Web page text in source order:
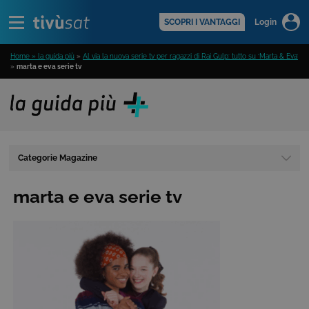
SCOPRI I VANTAGGI Login
Home » la guida più » Al via la nuova serie tv per ragazzi di Rai Gulp: tutto su ‘Marta & Eva’
» marta e eva serie tv
Categorie Magazine
marta e eva serie tv